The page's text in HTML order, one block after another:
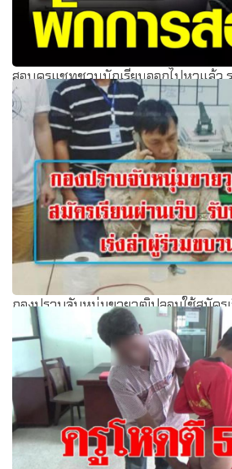
สอบครูแชทชวนนักเรียนออกไปหาแล้ว
กองปราบจับหนุ่มขายวุฒิปลอมใช้สมัคร
7 ปี เร่งล่าผู้ร่วมขบวนการ